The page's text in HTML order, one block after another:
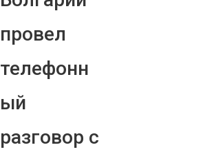
провел
телефонн
ый
разговор с